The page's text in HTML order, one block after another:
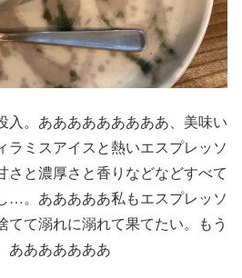
入。あああああああああ、美味い
ラミスアイスと熱いエスプレッソ
さと濃厚さと香りなどなどすべて
…。あああああ私もエスプレッソ
てて溺れに溺れて果てたい。もう
あああああああ